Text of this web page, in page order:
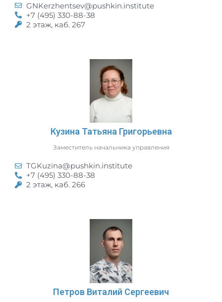
GNKerzhentsev@pushkin.institute
+7 (495) 330-88-38
2 этаж, каб. 267
Кузина Татьяна Григорьевна
Заместитель начальника управления
TGKuzina@pushkin.institute
+7 (495) 330-88-38
2 этаж, каб. 266
Петров Виталий Сергеевич